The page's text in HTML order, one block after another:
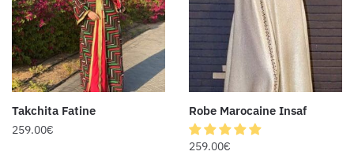
Takchita Fatine
259.00€
Robe Marocaine Insaf
259.00€